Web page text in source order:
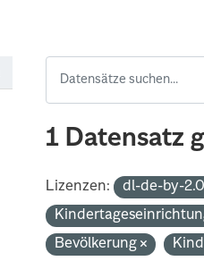
1 Datensatz
Lizenzen: dl-de-by-
Bevölkerung